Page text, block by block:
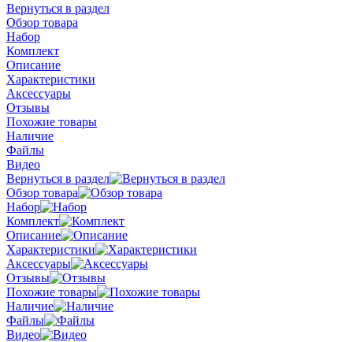
Вернуться в раздел
Обзор товара
Набор
Комплект
Описание
Характеристики
Аксессуары
Отзывы
Похожие товары
Наличие
Файлы
Видео
Вернуться в раздел
Обзор товара
Набор
Комплект
Описание
Характеристики
Аксессуары
Отзывы
Похожие товары
Наличие
Файлы
Видео